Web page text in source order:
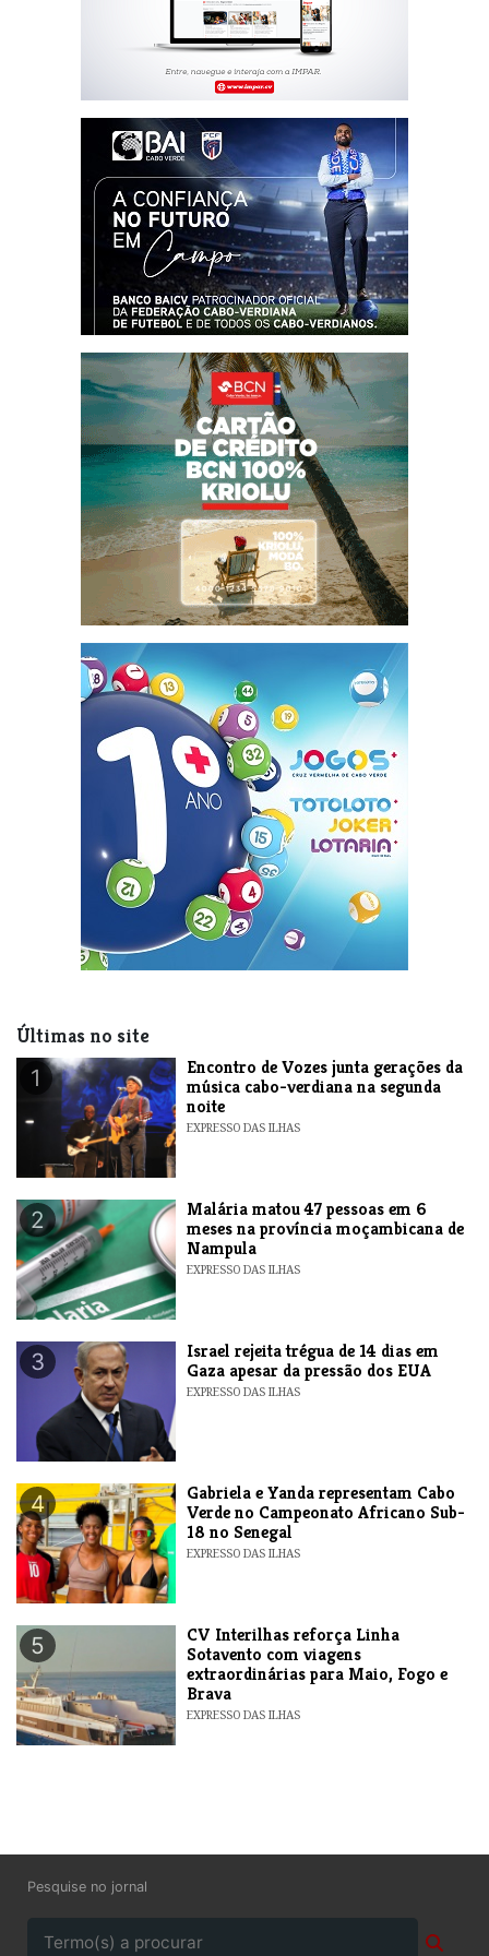
Últimas no site
1
Encontro de Vozes junta gerações da
música cabo-verdiana na segunda
noite
EXPRESSO DAS ILHAS
2
​Malária matou 47 pessoas em 6
meses na província moçambicana de
Nampula
EXPRESSO DAS ILHAS
3
​Israel rejeita trégua de 14 dias em
Gaza apesar da pressão dos EUA
EXPRESSO DAS ILHAS
4
Gabriela e Yanda representam Cabo
Verde no Campeonato Africano Sub-
18 no Senegal
EXPRESSO DAS ILHAS
5
​CV Interilhas reforça Linha
Sotavento com viagens
extraordinárias para Maio, Fogo e
Brava
EXPRESSO DAS ILHAS
Pesquise no jornal